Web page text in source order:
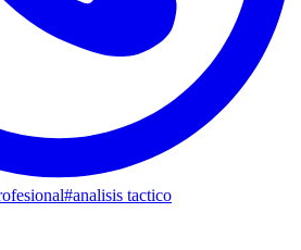
#analisis tactico